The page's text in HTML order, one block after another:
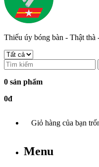
Thiếu úy bóng bàn - Thật
0 sản phẩm
0đ
Giỏ hàng của bạn
Menu